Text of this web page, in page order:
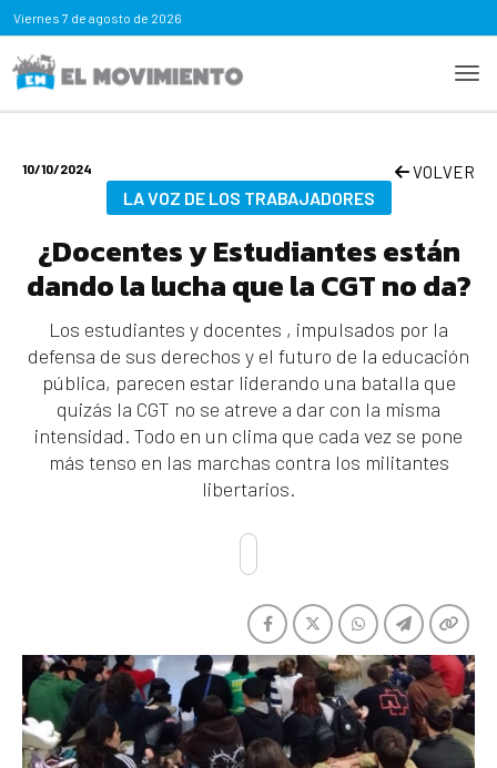
Viernes 7 de agosto de 2026
10/10/2024 VOLVER
LA VOZ DE LOS TRABAJADORES
¿Docentes y Estudiantes están
dando la lucha que la CGT no da?
Los estudiantes y docentes , impulsados por la
defensa de sus derechos y el futuro de la educación
pública, parecen estar liderando una batalla que
quizás la CGT no se atreve a dar con la misma
intensidad. Todo en un clima que cada vez se pone
más tenso en las marchas contra los militantes
libertarios.